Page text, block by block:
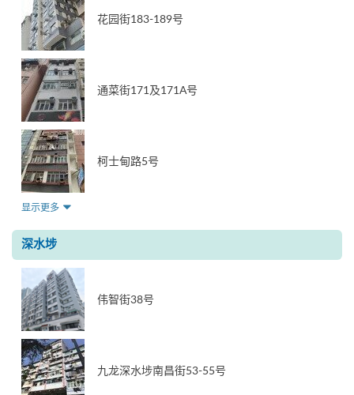
花园街183-189号
通菜街171及171A号
柯士甸路5号
显示更多
深水埗
伟智街38号
九龙深水埗南昌街53-55号